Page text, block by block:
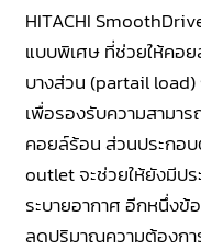
HITACHI
แบบพิเศษ ที่ช่วยให้คอย
บางส่วน (partail
เพื่อรองรับความสามา
คอยล์ร้อน ส่วนประกอ
outlet จะช่วยให้ยังมีป
ระบายอากาศ อีกหนึ่ง
ลดปริมาณความต้องกา